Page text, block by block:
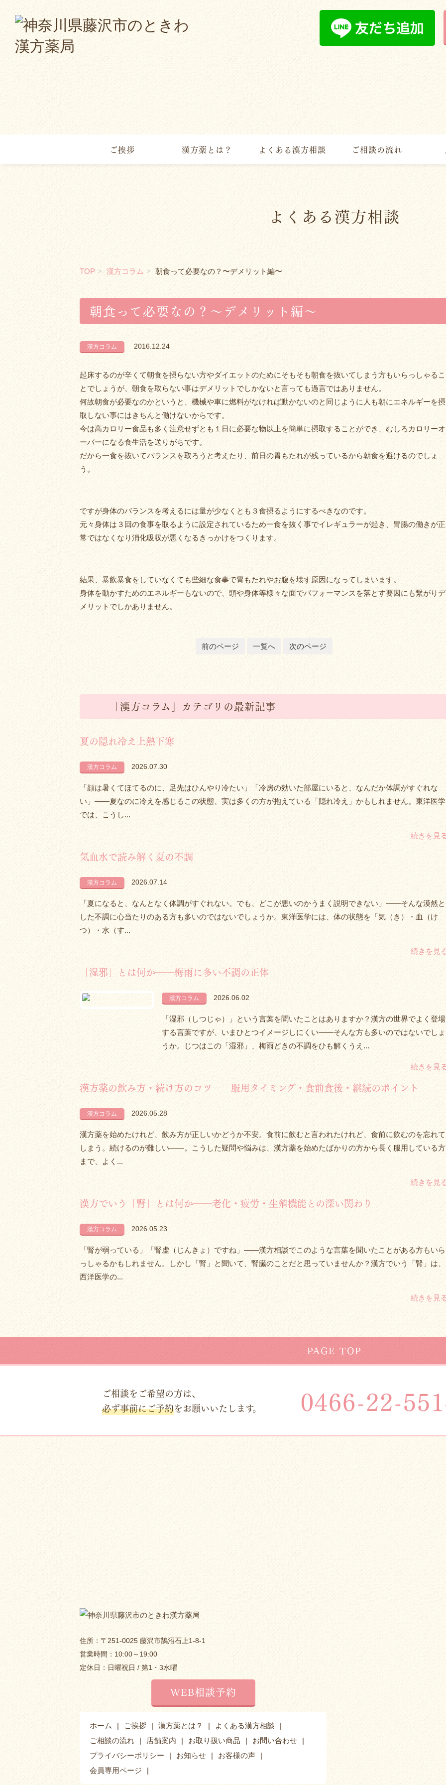
ご挨拶 漢方薬とは？ よくある漢方相談 ご相談の流れ
よくある漢方相談
TOP 漢方コラム 朝食って必要なの？〜デメリット編〜
朝食って必要なの？〜デメリット編〜
漢方コラム 2016.12.24
起床するのが辛くて朝食を摂らない方やダイエットのためにそもそも朝食を抜いてしまう方もいらっしゃるこ
とでしょうが、朝食を取らない事はデメリットでしかないと言っても過言ではありません。
何故朝食が必要なのかというと、機械や車に燃料がなければ動かないのと同じように人も朝にエネルギーを摂
取しない事にはきちんと働けないからです。
今は高カロリー食品も多く注意せずとも１日に必要な物以上を簡単に摂取することができ、むしろカロリーオ
ーバーになる食生活を送りがちです。
だから一食を抜いてバランスを取ろうと考えたり、前日の胃もたれが残っているから朝食を避けるのでしょ
う。
ですが身体のバランスを考えるには量が少なくとも３食摂るようにするべきなのです。
元々身体は３回の食事を取るように設定されているため一食を抜く事でイレギュラーが起き、胃腸の働きが正
常ではなくなり消化吸収が悪くなるきっかけをつくります。
結果、暴飲暴食をしていなくても些細な食事で胃もたれやお腹を壊す原因になってしまいます。
身体を動かすためのエネルギーもないので、頭や身体等様々な面でパフォーマンスを落とす要因にも繋がりデ
メリットでしかありません。
前のページ 一覧へ 次のページ
「漢方コラム」カテゴリの最新記事
夏の隠れ冷え上熱下寒
漢方コラム 2026.07.30
「顔は暑くてほてるのに、足先はひんやり冷たい」「冷房の効いた部屋にいると、なんだか体調がすぐれな
い」――夏なのに冷えを感じるこの状態、実は多くの方が抱えている「隠れ冷え」かもしれません。東洋医学
では、こうし...
続きを見
気血水で読み解く夏の不調
漢方コラム 2026.07.14
「夏になると、なんとなく体調がすぐれない。でも、どこが悪いのかうまく説明できない」――そんな漠然と
した不調に心当たりのある方も多いのではないでしょうか。東洋医学には、体の状態を「気（き）・血（け
つ）・水（す...
続きを見
「湿邪」とは何か――梅雨に多い不調の正体
漢方コラム 2026.06.02
「湿邪（しつじゃ）」という言葉を聞いたことはありますか？漢方の世界でよく登場
する言葉ですが、いまひとつイメージしにくい――そんな方も多いのではないでしょ
うか。じつはこの「湿邪」、梅雨どきの不調をひも解くうえ...
続きを見
漢方薬の飲み方・続け方のコツ――服用タイミング・食前食後・継続のポイント
漢方コラム 2026.05.28
漢方薬を始めたけれど、飲み方が正しいかどうか不安。食前に飲むと言われたけれど、食前に飲むのを忘れて
しまう。続けるのが難しい——。こうした疑問や悩みは、漢方薬を始めたばかりの方から長く服用している方
まで、よく...
続きを見
漢方でいう「腎」とは何か――老化・疲労・生殖機能との深い関わり
漢方コラム 2026.05.23
「腎が弱っている」「腎虚（じんきょ）ですね」——漢方相談でこのような言葉を聞いたことがある方もいら
っしゃるかもしれません。しかし「腎」と聞いて、腎臓のことだと思っていませんか？漢方でいう「腎」は、
西洋医学の...
続きを見
PAGE TOP
ご相談をご希望の方は、
必ず事前にご予約をお願いいたします。 0466-22-
住所：〒251-0025 藤沢市鵠沼石上1-8-1
営業時間：10:00～19:00
定休日：日曜祝日 / 第1・3水曜
WEB相談予約
ホーム ご挨拶 漢方薬とは？
よくある漢方相談
ご相談の流れ
店舗案内 お取り扱い商品
お問い合わせ
プライバシーポリシー
お知らせ
お客様の声
会員専用ページ